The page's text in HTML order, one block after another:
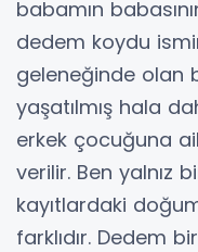
babamın
dedem koydu
geleneğinde olan
yaşatılmış hala
erkek çocuğuna
verilir. Ben yalnız
kayıtlardaki
farklıdır. Dedem